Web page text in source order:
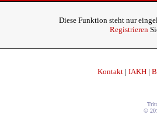
Diese Funktion steht nur
Registrieren
Kontakt | IAKH |
©